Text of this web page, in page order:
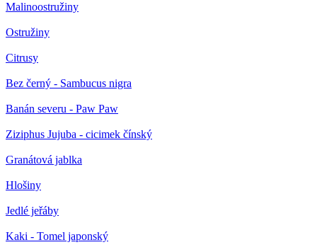
Malinoostružiny
Ostružiny
Citrusy
Bez černý - Sambucus nigra
Banán severu - Paw Paw
Ziziphus Jujuba - cicimek čínský
Granátová jablka
Hlošiny
Jedlé jeřáby
Kaki - Tomel japonský